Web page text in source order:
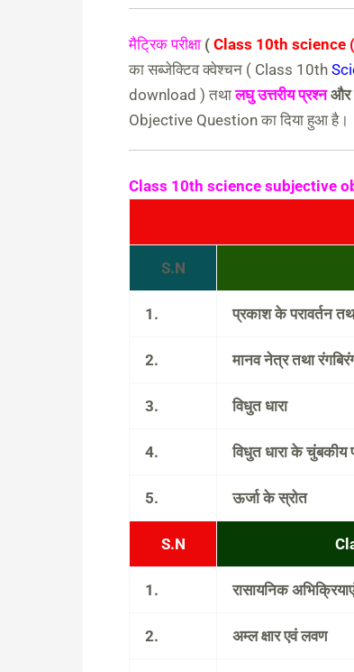
मैट्रिक परीक्षा ( Class 10th science (
का सब्जेक्टिव क्वेश्चन ( Class 10th
download ) तथालघु उत्तरीय प्रश्नऔर
Objective Question का दिया हुआ है।
Class 10th science subjective
S.N
1. प्रकाश के परावर्तन
2. मानव नेत्र तथा
3. विधुत धारा
4. विधुत धारा के चुंबकीय
5. ऊर्जा के स्रोत
S.N
1. रासायनिक
2. अम्ल क्षार एवं लवण